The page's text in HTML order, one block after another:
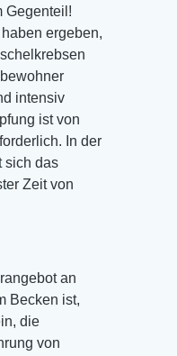
Gegenteil!
ergeben,
intensiv
ist von
In der
sich das
Zeit von
an
Becken ist,
die
von